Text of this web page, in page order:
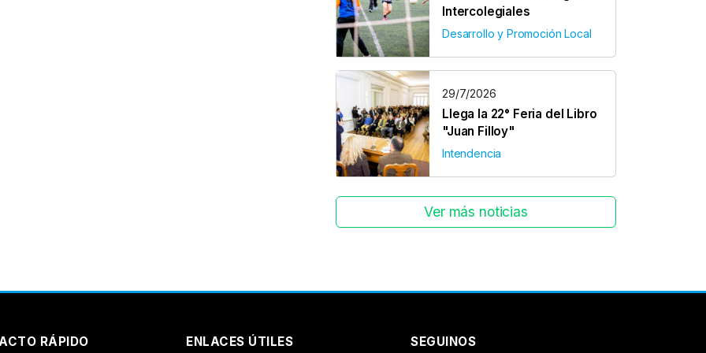
Intercolegiales
Desarrollo y Promoción Local
29/7/2026
Llega la 22° Feria del Libro
"Juan Filloy"
Intendencia
Ver más noticias
RÁPIDO ENLACES ÚTILES SEGUINOS